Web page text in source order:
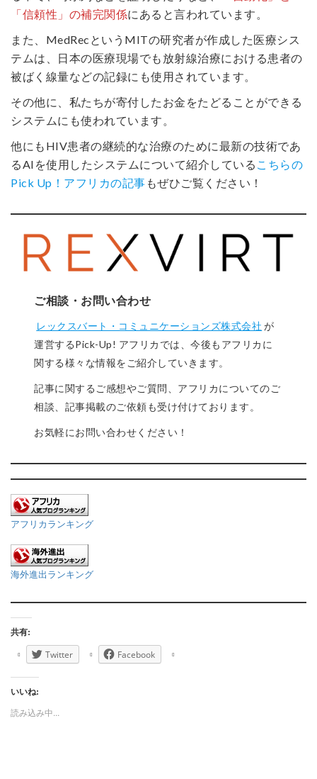
「信頼性」の補完関係にあると言われています。
また、MedRecというMITの研究者が作成した医療シス
テムは、日本の医療現場でも放射線治療における患者の
被ばく線量などの記録にも使用されています。
その他に、私たちが寄付したお金をたどることができる
システムにも使われています。
他にもHIV患者の継続的な治療のために最新の技術であ
るAIを使用したシステムについて紹介している こちらの
Pick Up！アフリカの記事 もぜひご覧ください！
ご相談・お問い合わせ
レックスバート・コミュニケーションズ株式会社 が
運営するPick-Up! アフリカでは、今後もアフリカに
関する様々な情報をご紹介していきます。
記事に関するご感想やご質問、アフリカについてのご
相談、記事掲載のご依頼も受け付けております。
お気軽にお問い合わせください！
アフリカランキング
海外進出ランキング
共有:
Twitter Facebook
いいね:
読み込み中...